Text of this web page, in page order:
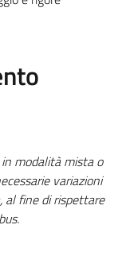
modalità mista o
variazioni
al fine di rispettare